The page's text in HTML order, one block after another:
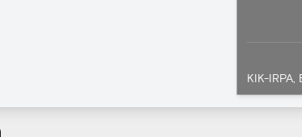
KIK-